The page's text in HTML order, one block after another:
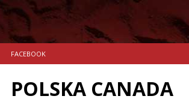
FACEBOOK
POLSKA CANADA